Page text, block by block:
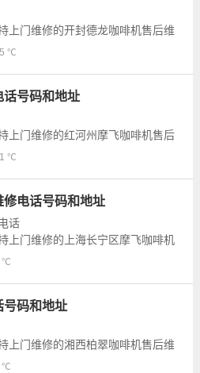
上门维修的开封德龙咖啡机售后维
为您提供德龙咖啡机的各种型号咖
℃
号码和地址
上门维修的红河州摩飞咖啡机售后
以为您提供摩飞咖啡机的各种型号
℃
修电话号码和地址
话
上门维修的上海长宁区摩飞咖啡机
，可以为您提供摩飞咖啡机的各种
℃
号码和地址
上门维修的湘西柏翠咖啡机售后维
为您提供柏翠咖啡机的各种型号咖
℃